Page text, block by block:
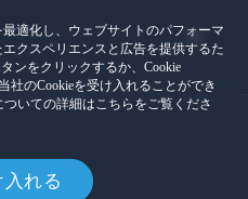
適化し、ウェブサイトのパフォーマ
クスペリエンスと広告を提供するた
ンをクリックするか、Cookie
社のCookieを受け入れることができ
ついての詳細はこちらをご覧くださ
れる